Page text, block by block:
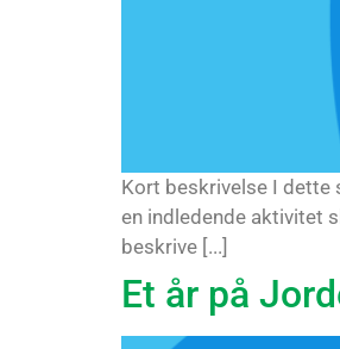
Kort beskrivelse I dette
en indledende aktivitet
beskrive [...]
Et år på